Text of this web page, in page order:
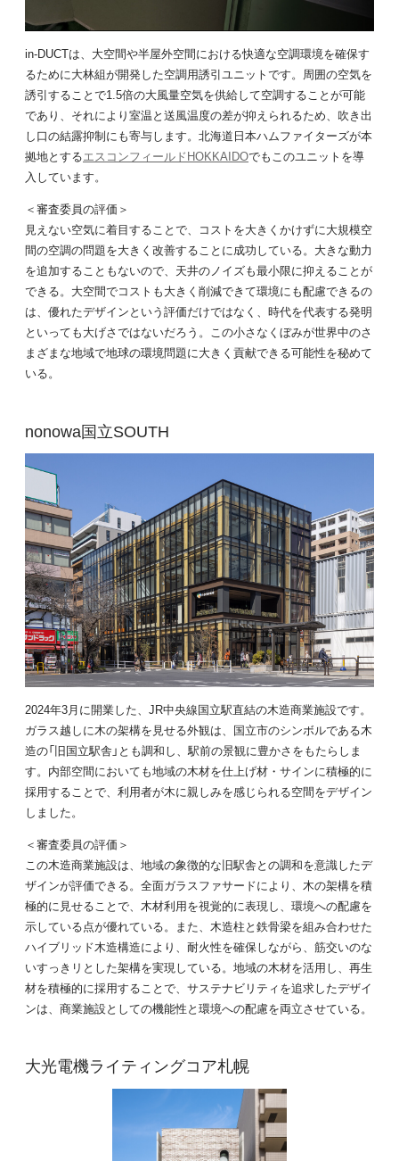
in-DUCTは、大空間や半屋外空間における快適な空調環境を確保す
るために大林組が開発した空調用誘引ユニットです。周囲の空気を
誘引することで1.5倍の大風量空気を供給して空調することが可能
であり、それにより室温と送風温度の差が抑えられるため、吹き出
し口の結露抑制にも寄与します。北海道日本ハムファイターズが本
拠地とするエスコンフィールドHOKKAIDOでもこのユニットを導
入しています。
＜審査委員の評価＞
見えない空気に着目することで、コストを大きくかけずに大規模空
間の空調の問題を大きく改善することに成功している。大きな動力
を追加することもないので、天井のノイズも最小限に抑えることが
できる。大空間でコストも大きく削減できて環境にも配慮できるの
は、優れたデザインという評価だけではなく、時代を代表する発明
といっても大げさではないだろう。この小さなくぼみが世界中のさ
まざまな地域で地球の環境問題に大きく貢献できる可能性を秘めて
いる。
nonowa国立SOUTH
2024年3月に開業した、JR中央線国立駅直結の木造商業施設です。
ガラス越しに木の架構を見せる外観は、国立市のシンボルである木
造の「旧国立駅舎」とも調和し、駅前の景観に豊かさをもたらしま
す。内部空間においても地域の木材を仕上げ材・サインに積極的に
採用することで、利用者が木に親しみを感じられる空間をデザイン
しました。
＜審査委員の評価＞
この木造商業施設は、地域の象徴的な旧駅舎との調和を意識したデ
ザインが評価できる。全面ガラスファサードにより、木の架構を積
極的に見せることで、木材利用を視覚的に表現し、環境への配慮を
示している点が優れている。また、木造柱と鉄骨梁を組み合わせた
ハイブリッド木造構造により、耐火性を確保しながら、筋交いのな
いすっきリとした架構を実現している。地域の木材を活用し、再生
材を積極的に採用することで、サステナビリティを追求したデザイ
ンは、商業施設としての機能性と環境への配慮を両立させている。
大光電機ライティングコア札幌